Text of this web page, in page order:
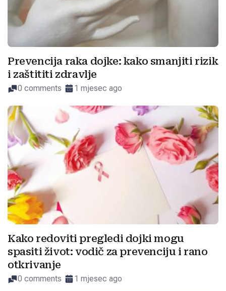
Prevencija raka dojke: kako smanjiti rizik
i zaštititi zdravlje
0 comments 1 mjesec ago
Kako redoviti pregledi dojki mogu
spasiti život: vodič za prevenciju i rano
otkrivanje
0 comments 1 mjesec ago